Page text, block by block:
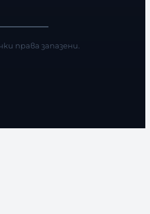
права запазени.